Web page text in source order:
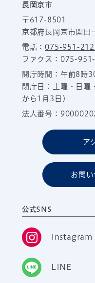
長岡京市
〒617-8501
京都府長岡京市開田
電話：075-951-
ファクス：075-
開庁時間：午前8時
閉庁日：土曜・日曜
から1月3日）
法人番号：
ア
お問
公式SNS
Instagram
LINE